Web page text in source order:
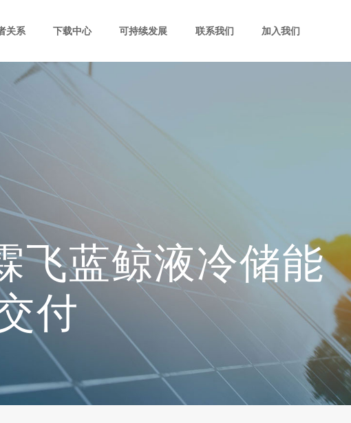
关系 下载中心 可持续发展 联系我们 加入我们
飞蓝鲸液冷储能
付